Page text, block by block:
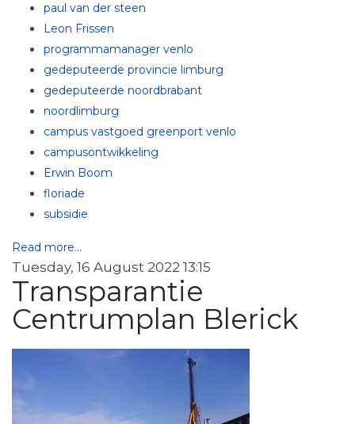
paul van der steen
Leon Frissen
programmamanager venlo
gedeputeerde provincie limburg
gedeputeerde noordbrabant
noordlimburg
campus vastgoed greenport venlo
campusontwikkeling
Erwin Boom
floriade
subsidie
Read more...
Tuesday, 16 August 2022 13:15
Transparantie
Centrumplan Blerick